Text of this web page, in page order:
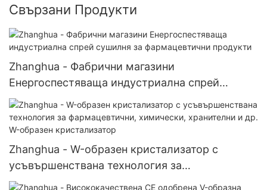
Свързани Продукти
Zhanghua - Фабрични магазини
Енергоспестяваща индустриална спрей
сушилня за фармацевтични продукти
Zhanghua - W-образен кристализатор с
усъвършенствана технология за
фармацевтични, химически, хранителни и др.